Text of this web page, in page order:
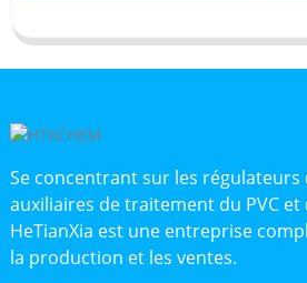
Se concentrant sur les régulateurs
auxiliaires de traitement du PVC
HeTianXia est une entreprise
la production et les ventes.